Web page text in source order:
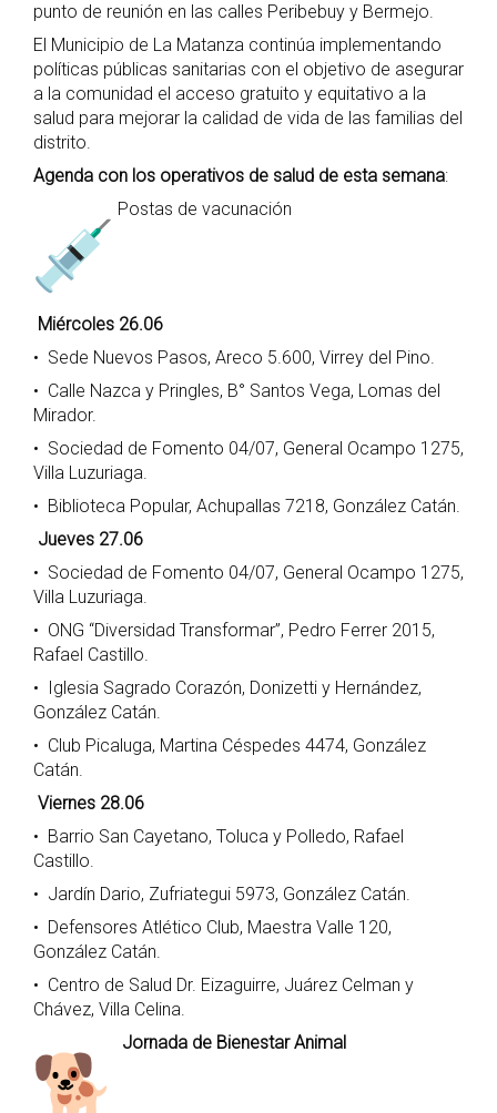
punto de reunión en las calles Peribebuy y Bermejo.
El Municipio de La Matanza continúa implementando
políticas públicas sanitarias con el objetivo de asegurar
a la comunidad el acceso gratuito y equitativo a la
salud para mejorar la calidad de vida de las familias del
distrito.
Agenda con los operativos de salud de esta semana:
Postas de vacunación
Miércoles 26.06
• Sede Nuevos Pasos, Areco 5.600, Virrey del Pino.
• Calle Nazca y Pringles, B° Santos Vega, Lomas del
Mirador.
• Sociedad de Fomento 04/07, General Ocampo 1275,
Villa Luzuriaga.
• Biblioteca Popular, Achupallas 7218, González Catán.
Jueves 27.06
• Sociedad de Fomento 04/07, General Ocampo 1275,
Villa Luzuriaga.
• ONG “Diversidad Transformar”, Pedro Ferrer 2015,
Rafael Castillo.
• Iglesia Sagrado Corazón, Donizetti y Hernández,
González Catán.
• Club Picaluga, Martina Céspedes 4474, González
Catán.
Viernes 28.06
• Barrio San Cayetano, Toluca y Polledo, Rafael
Castillo.
• Jardín Dario, Zufriategui 5973, González Catán.
• Defensores Atlético Club, Maestra Valle 120,
González Catán.
• Centro de Salud Dr. Eizaguirre, Juárez Celman y
Chávez, Villa Celina.
Jornada de Bienestar Animal